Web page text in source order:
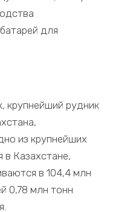
для
крупнейший рудник
из крупнейших
Казахстане,
в 104,4 млн
0,78 млн тонн